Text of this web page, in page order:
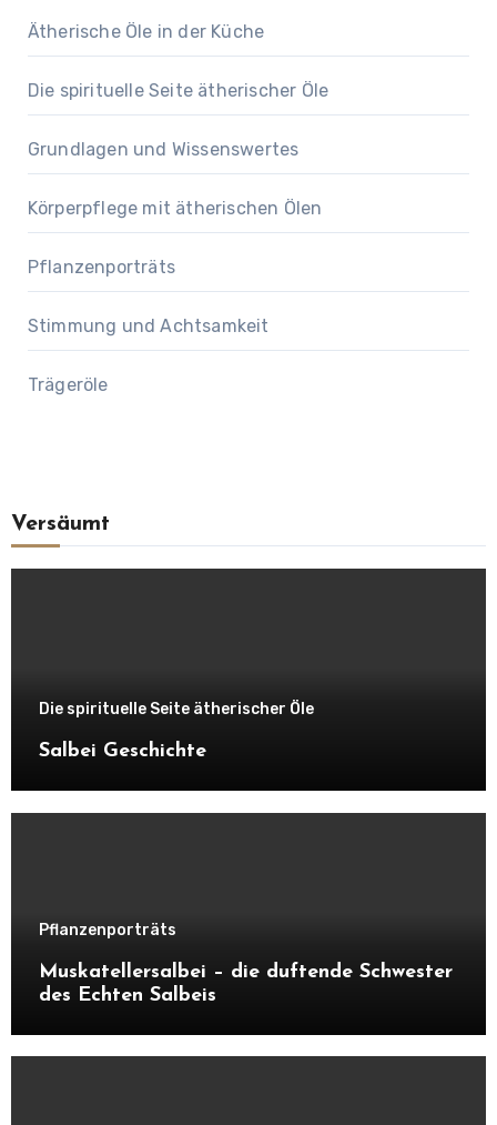
Ätherische Öle in der Küche
Die spirituelle Seite ätherischer Öle
Grundlagen und Wissenswertes
Körperpflege mit ätherischen Ölen
Pflanzenporträts
Stimmung und Achtsamkeit
Trägeröle
Versäumt
Die spirituelle Seite ätherischer Öle
Salbei Geschichte
Pflanzenporträts
Muskatellersalbei – die duftende Schwester
des Echten Salbeis